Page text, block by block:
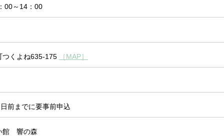
00～14：00
つくよね635-175 ［MAP］
前までに要事前申込
館 響の森